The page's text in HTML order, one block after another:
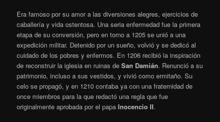
Era famoso por su amor a las diversiones alegres, ejercicios de
caballería y vida ostentosa. Una seria enfermedad fue la primera
etapa de su conversión, pero en torno a 1205 se unió a una
expedición militar. Detenido por un sueño, volvió y se dedicó al
cuidado de los pobres y enfermos. En 1206 recibió la inspiración
de reconstruir la iglesia en ruinas deSan Damián. Renunció a su
patrimonio, incluso a sus vestidos, y vivió como ermitaño. Su
celo se propagó, y en 1210 contaba ya con una fraternidad de
once miembros para la que redactó una regla que fue
originalmente aprobada por el papaInocencio II.